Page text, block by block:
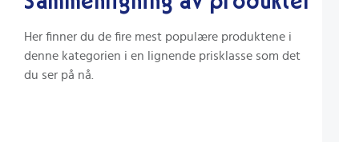
Her finner du de fire mest populære produktene i
denne kategorien i en lignende prisklasse som det
du ser på nå.